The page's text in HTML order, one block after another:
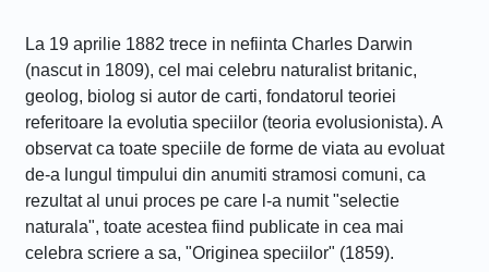
La 19 aprilie 1882 trece in nefiinta Charles Darwin
(nascut in 1809), cel mai celebru naturalist britanic,
geolog, biolog si autor de carti, fondatorul teoriei
referitoare la evolutia speciilor (teoria evolusionista). A
observat ca toate speciile de forme de viata au evoluat
de-a lungul timpului din anumiti stramosi comuni, ca
rezultat al unui proces pe care l-a numit "selectie
naturala", toate acestea fiind publicate in cea mai
celebra scriere a sa, "Originea speciilor" (1859).